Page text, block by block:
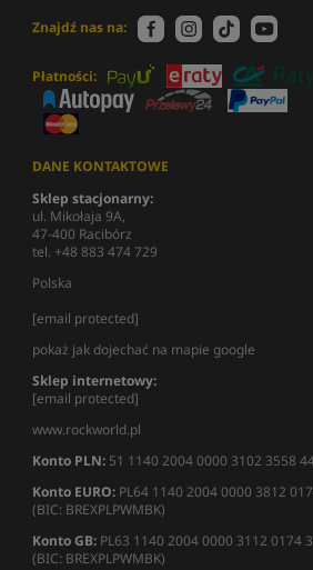
Znajdź nas na:
Płatności:
DANE KONTAKTOWE
Sklep stacjonarny:
ul. Mikołaja 9A,
47-400 Racibórz
tel. +48 883 474 729
Polska
[email protected]
pokaż jak dojechać na mapie google
Sklep internetowy:
[email protected]
www.rockworld.pl
Konto PLN: 51 1140 2004 0000 3102 3558
Konto EURO: PL64 1140 2004 0000 3812
(BIC: BREXPLPWMBK)
Konto GB: PL63 1140 2004 0000 3112 0174
(BIC: BREXPLPWMBK)